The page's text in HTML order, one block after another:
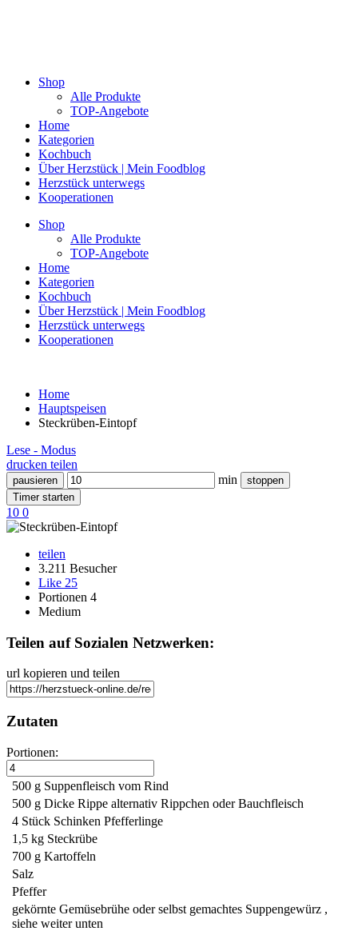
Shop
Alle Produkte
TOP-Angebote
Home
Kategorien
Kochbuch
Über Herzstück | Mein Foodblog
Herzstück unterwegs
Kooperationen
Shop
Alle Produkte
TOP-Angebote
Home
Kategorien
Kochbuch
Über Herzstück | Mein Foodblog
Herzstück unterwegs
Kooperationen
Home
Hauptspeisen
Steckrüben-Eintopf
Lese - Modus
drucken teilen
pausieren min
stoppen
Timer starten
10 0
teilen
3.211 Besucher
Like 25
Portionen 4
Medium
Teilen auf Sozialen Netzwerken:
url kopieren und teilen
Zutaten
Portionen:
500 g Suppenfleisch vom Rind
500 g Dicke Rippe alternativ Rippchen oder Bauchfleisch
4 Stück Schinken Pfefferlinge
1,5 kg Steckrübe
700 g Kartoffeln
Salz
Pfeffer
gekörnte Gemüsebrühe oder selbst gemachtes Suppengewürz ,
siehe weiter unten